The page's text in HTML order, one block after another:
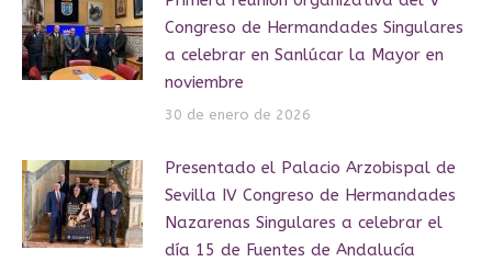
Congreso de Hermandades Singulares
a celebrar en Sanlúcar la Mayor en
noviembre
30 de enero de 2026
Presentado el Palacio Arzobispal de
Sevilla IV Congreso de Hermandades
Nazarenas Singulares a celebrar el
día 15 de Fuentes de Andalucía